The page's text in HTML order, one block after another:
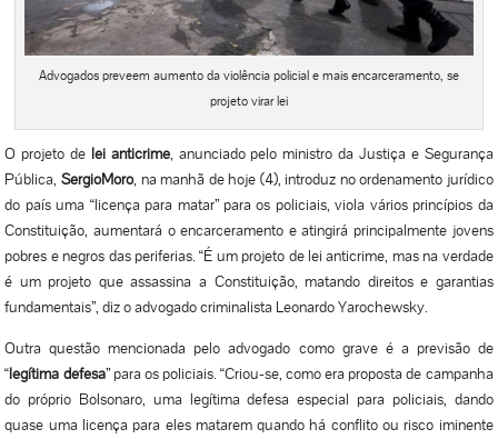
Advogados preveem aumento da violência policial e mais encarceramento, se
projeto virar lei
O projeto de lei anticrime, anunciado pelo ministro da Justiça e Segurança
Pública, SergioMoro, na manhã de hoje (4), introduz no ordenamento jurídico
do país uma “licença para matar” para os policiais, viola vários princípios da
Constituição, aumentará o encarceramento e atingirá principalmente jovens
pobres e negros das periferias. “É um projeto de lei anticrime, mas na verdade
é um projeto que assassina a Constituição, matando direitos e garantias
fundamentais”, diz o advogado criminalista Leonardo Yarochewsky.
Outra questão mencionada pelo advogado como grave é a previsão de
“legítima defesa” para os policiais. “Criou-se, como era proposta de campanha
do próprio Bolsonaro, uma legítima defesa especial para policiais, dando
quase uma licença para eles matarem quando há conflito ou risco iminente